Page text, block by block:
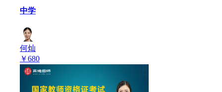
中学
何灿
￥680